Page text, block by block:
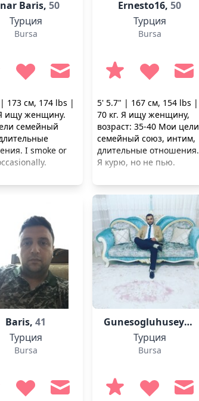
знакомые здесь,...
Baris,50
Турция
Bursa
173 см, 174 lbs |
ищу женщину.
семейный
I smoke or
Ernesto16, 50
Турция
Bursa
5' 5.7" | 167 см, 154 lbs |
70 кг. Я ищу женщину,
возраст: 35-40 Мои цели
семейный союз, интим,
длительные отношения.
Я курю, но не пью.
Baris, 41
Турция
Bursa
Gunesogluhuseyin,
Турция
Bursa